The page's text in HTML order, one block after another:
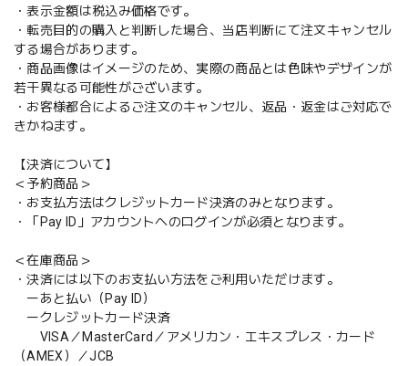
・表示金額は税込み価格です。
・転売目的の購入と判断した場合、当店判断にて注文キャンセル
する場合があります。
・商品画像はイメージのため、実際の商品とは色味やデザインが
若干異なる可能性がございます。
・お客様都合によるご注文のキャンセル、返品・返金はご対応で
きかねます。
【決済について】
＜予約商品＞
・お支払方法はクレジットカード決済のみとなります。
・「Pay ID」アカウントへのログインが必須となります。
＜在庫商品＞
・決済には以下のお支払い方法をご利用いただけます。
ーあと払い（Pay ID）
ークレジットカード決済
VISA／MasterCard／アメリカン・エキスプレス・カード
（AMEX）／JCB